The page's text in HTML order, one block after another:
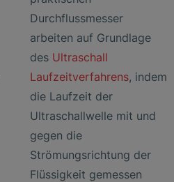
Durchflussmesser
arbeiten auf Grundlage
des Ultraschall
Laufzeitverfahrens, indem
die Laufzeit der
Ultraschallwelle mit und
gegen die
Strömungsrichtung der
Flüssigkeit gemessen